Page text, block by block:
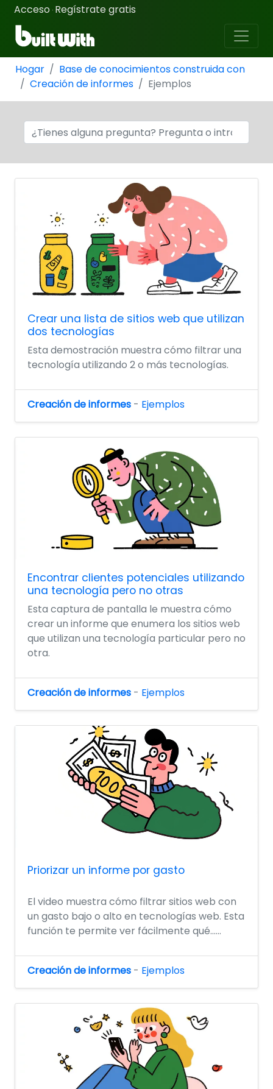
Acceso · Regístrate gratis
Hogar
Base de conocimientos construida con
Creación de informes
Ejemplos
Crear una lista de sitios web que utilizan
dos tecnologías
Esta demostración muestra cómo filtrar una
tecnología utilizando 2 o más tecnologías.
Creación de informes - Ejemplos
Encontrar clientes potenciales utilizando
una tecnología pero no otras
Esta captura de pantalla le muestra cómo
crear un informe que enumera los sitios web
que utilizan una tecnología particular pero no
otra.
Creación de informes - Ejemplos
Priorizar un informe por gasto
El video muestra cómo filtrar sitios web con
un gasto bajo o alto en tecnologías web. Esta
función te permite ver fácilmente qué......
Creación de informes - Ejemplos